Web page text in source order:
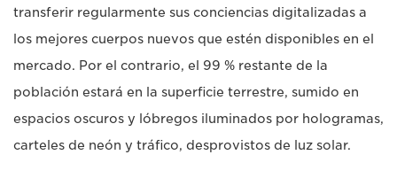
transferir regularmente sus conciencias digitalizadas a
los mejores cuerpos nuevos que estén disponibles en el
mercado. Por el contrario, el 99 % restante de la
población estará en la superficie terrestre, sumido en
espacios oscuros y lóbregos iluminados por hologramas,
carteles de neón y tráfico, desprovistos de luz solar.